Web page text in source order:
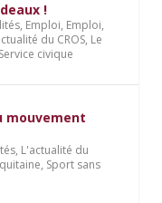
!
, Emploi, Emploi,
du CROS, Le
Service civique
mouvement
, L'actualité du
, Sport sans